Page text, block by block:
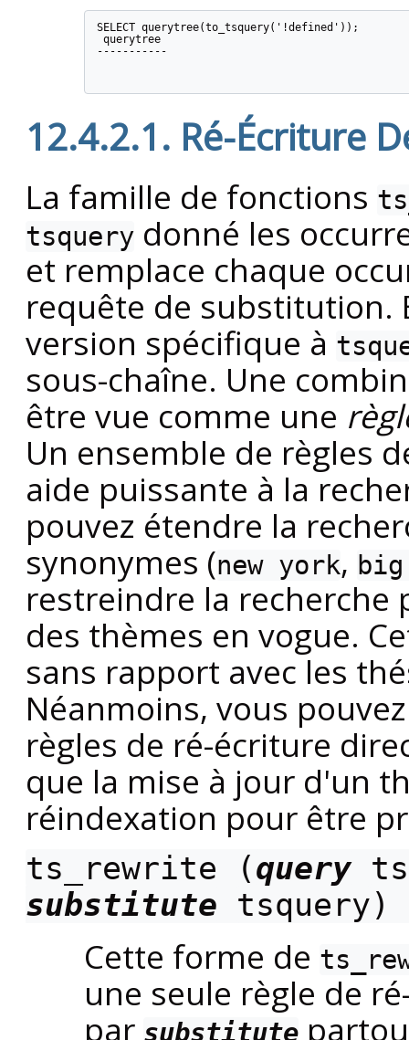
SELECT querytree(to_tsquery('!defined'));
querytree
-----------
12.4.2.1. Ré-Écriture
La famille de fonctions
tsquery donné les
et remplace chaque
requête de substitution.
version spécifique à
sous-chaîne. Une
être vue comme une
Un ensemble de règles
aide puissante à la
pouvez étendre la
synonymes (new york,
restreindre la
des thèmes en vogue.
sans rapport avec les
Néanmoins, vous
règles de ré-écriture
que la mise à jour d'un
réindexation pour être
ts_rewrite (query
substitute tsquery)
Cette forme de
une seule règle de
par substitute